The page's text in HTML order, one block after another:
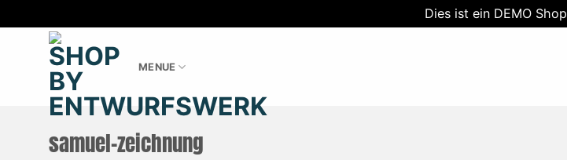
Dies ist ein DEMO Shop
MENUE
samuel-zeichnung